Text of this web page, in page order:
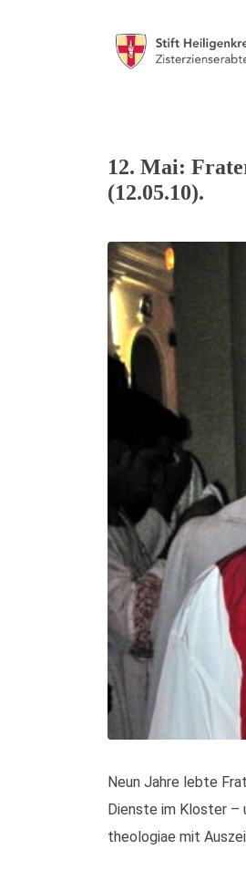
12. Mai:
(12.05.10).
Neun Jahre lebte
Dienste im Kloster –
theologiae mit